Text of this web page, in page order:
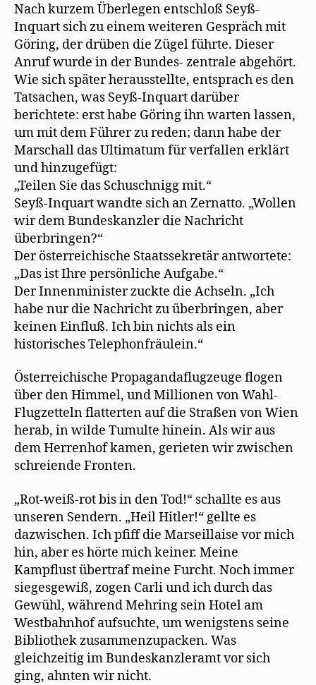
Nach kurzem Überlegen entschloß Seyß-
Inquart sich zu einem weiteren Gespräch mit
Göring, der drüben die Zügel führte. Dieser
Anruf wurde in der Bundes- zentrale abgehört.
Wie sich später herausstellte, entsprach es den
Tatsachen, was Seyß-Inquart darüber
berichtete: erst habe Göring ihn warten lassen,
um mit dem Führer zu reden; dann habe der
Marschall das Ultimatum für verfallen erklärt
und hinzugefügt:
„Teilen Sie das Schuschnigg mit.“
Seyß-Inquart wandte sich an Zernatto. „Wollen
wir dem Bundeskanzler die Nachricht
überbringen?“
Der österreichische Staatssekretär antwortete:
„Das ist Ihre persönliche Aufgabe.“
Der Innenminister zuckte die Achseln. „Ich
habe nur die Nachricht zu überbringen, aber
keinen Einfluß. Ich bin nichts als ein
historisches Telephonfräulein.“
Österreichische Propagandaflugzeuge flogen
über den Himmel, und Millionen von Wahl-
Flugzetteln flatterten auf die Straßen von Wien
herab, in wilde Tumulte hinein. Als wir aus
dem Herrenhof kamen, gerieten wir zwischen
schreiende Fronten.
„Rot-weiß-rot bis in den Tod!“ schallte es aus
unseren Sendern. „Heil Hitler!“ gellte es
dazwischen. Ich pfiff die Marseillaise vor mich
hin, aber es hörte mich keiner. Meine
Kampflust übertraf meine Furcht. Noch immer
siegesgewiß, zogen Carli und ich durch das
Gewühl, während Mehring sein Hotel am
Westbahnhof aufsuchte, um wenigstens seine
Bibliothek zusammenzupacken. Was
gleichzeitig im Bundeskanzleramt vor sich
ging, ahnten wir nicht.